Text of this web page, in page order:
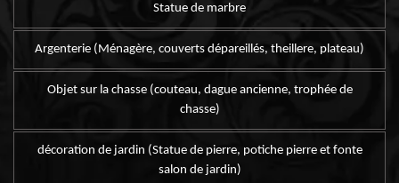
Statue de marbre
Argenterie (Ménagère, couverts dépareillés, theillere, plateau)
Objet sur la chasse (couteau, dague ancienne, trophée de
chasse)
décoration de jardin (Statue de pierre, potiche pierre et fonte
salon de jardin)